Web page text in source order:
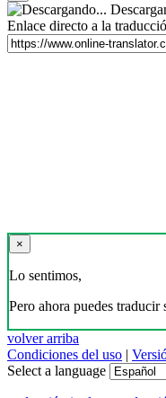
Enlace directo a la
×
Lo sentimos,
Pero ahora puedes traducir
volver arriba
Condiciones del uso |
Select a language